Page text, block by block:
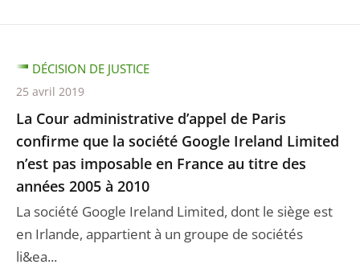
La Cour administrative d’appel de Paris
confirme que la société Google Ireland Limited
n’est pas imposable en France au titre des
années 2005 à 2010
La société Google Ireland Limited, dont le siège est
en Irlande, appartient à un groupe de sociétés
li&ea...
DÉCISION DE JUSTICE
25 avril 2019